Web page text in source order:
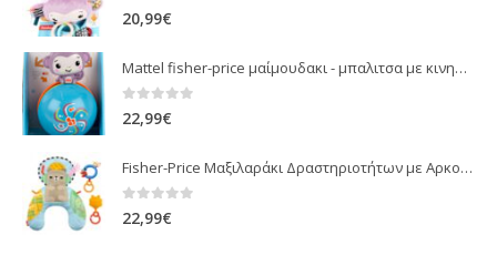
0 out of 5
20,99€
Mattel fisher-price μαίμουδακι - μπαλιτσα με κινηση JLB95
22,99€
Fisher-Price Μαξιλαράκι Δραστηριοτήτων με Αρκουδάκι (JHB44)
22,99€